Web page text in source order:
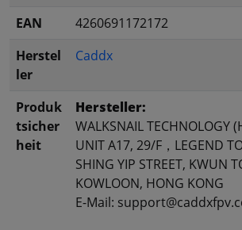
EAN
4260691172172
Herstel
ler
Caddx
Produk
tsicher
heit
Hersteller:
WALKSNAIL TECHNOLOGY
UNIT A17, 29/F，LEGEND
SHING YIP STREET, KWUN
KOWLOON, HONG KONG
E-Mail: